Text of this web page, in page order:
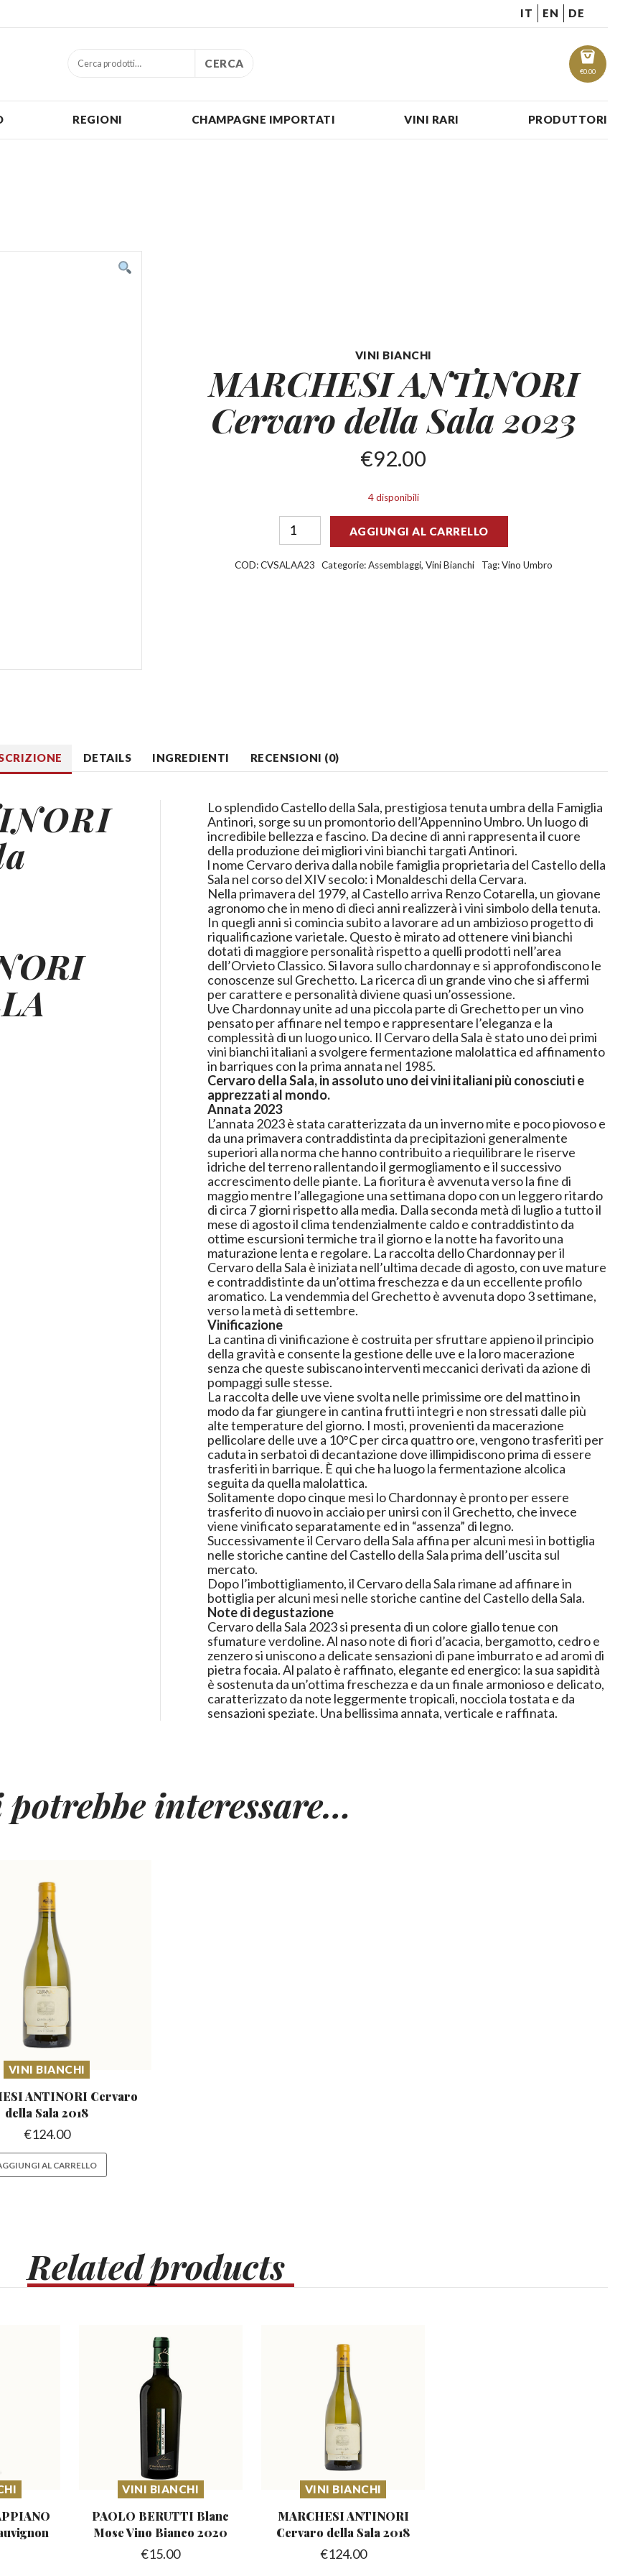
IT EN DE
€0.00
CERCA
REGIONI CHAMPAGNE IMPORTATI VINI RARI PRODUTTORI
VINI BIANCHI
MARCHESI ANTINORI
Cervaro della Sala 2023
€92.00
4 disponibili
AGGIUNGI AL CARRELLO
COD:CVSALAA23 Categorie:Assemblaggi,Vini Bianchi Tag:Vino Umbro
DETAILS INGREDIENTI RECENSIONI (0)
Lo splendido Castello della Sala, prestigiosa tenuta umbra della Famiglia
Antinori, sorge su un promontorio dell’Appennino Umbro. Un luogo di
incredibile bellezza e fascino. Da decine di anni rappresenta il cuore
della produzione dei migliori vini bianchi targati Antinori.
l nome Cervaro deriva dalla nobile famiglia proprietaria del Castello della
Sala nel corso del XIV secolo: i Monaldeschi della Cervara.
Nella primavera del 1979, al Castello arriva Renzo Cotarella, un giovane
agronomo che in meno di dieci anni realizzerà i vini simbolo della tenuta.
In quegli anni si comincia subito a lavorare ad un ambizioso progetto di
riqualificazione varietale. Questo è mirato ad ottenere vini bianchi
dotati di maggiore personalità rispetto a quelli prodotti nell’area
dell’Orvieto Classico. Si lavora sullo chardonnay e si approfondiscono le
conoscenze sul Grechetto. La ricerca di un grande vino che si affermi
per carattere e personalità diviene quasi un’ossessione.
Uve Chardonnay unite ad una piccola parte di Grechetto per un vino
pensato per affinare nel tempo e rappresentare l’eleganza e la
complessità di un luogo unico. Il Cervaro della Sala è stato uno dei primi
vini bianchi italiani a svolgere fermentazione malolattica ed affinamento
in barriques con la prima annata nel 1985.
Cervaro della Sala, in assoluto uno dei vini italiani più conosciuti e
apprezzati al mondo.
Annata 2023
L’annata 2023 è stata caratterizzata da un inverno mite e poco piovoso e
da una primavera contraddistinta da precipitazioni generalmente
superiori alla norma che hanno contribuito a riequilibrare le riserve
idriche del terreno rallentando il germogliamento e il successivo
accrescimento delle piante. La fioritura è avvenuta verso la fine di
maggio mentre l’allegagione una settimana dopo con un leggero ritardo
di circa 7 giorni rispetto alla media. Dalla seconda metà di luglio a tutto il
mese di agosto il clima tendenzialmente caldo e contraddistinto da
ottime escursioni termiche tra il giorno e la notte ha favorito una
maturazione lenta e regolare. La raccolta dello Chardonnay per il
Cervaro della Sala è iniziata nell’ultima decade di agosto, con uve mature
e contraddistinte da un’ottima freschezza e da un eccellente profilo
aromatico. La vendemmia del Grechetto è avvenuta dopo 3 settimane,
verso la metà di settembre.
Vinificazione
La cantina di vinificazione è costruita per sfruttare appieno il principio
della gravità e consente la gestione delle uve e la loro macerazione
senza che queste subiscano interventi meccanici derivati da azione di
pompaggi sulle stesse.
La raccolta delle uve viene svolta nelle primissime ore del mattino in
modo da far giungere in cantina frutti integri e non stressati dalle più
alte temperature del giorno. I mosti, provenienti da macerazione
pellicolare delle uve a 10°C per circa quattro ore, vengono trasferiti per
caduta in serbatoi di decantazione dove illimpidiscono prima di essere
trasferiti in barrique. È qui che ha luogo la fermentazione alcolica
seguita da quella malolattica.
Solitamente dopo cinque mesi loChardonnayè pronto per essere
trasferito di nuovo in acciaio per unirsi con il Grechetto, che invece
viene vinificato separatamente ed in “assenza” di legno.
Successivamente il Cervaro della Sala affina per alcuni mesi in bottiglia
nelle storiche cantine del Castello della Sala prima dell’uscita sul
mercato.
Dopo l’imbottigliamento, il Cervaro della Sala rimane ad affinare in
bottiglia per alcuni mesi nelle storiche cantine del Castello della Sala.
Note di degustazione
Cervaro della Sala 2023 si presenta di un colore giallo tenue con
sfumature verdoline. Al naso note di fiori d’acacia, bergamotto, cedro e
zenzero si uniscono a delicate sensazioni di pane imburrato e ad aromi di
pietra focaia. Al palato è raffinato, elegante ed energico: la sua sapidità
è sostenuta da un’ottima freschezza e da un finale armonioso e delicato,
caratterizzato da note leggermente tropicali, nocciola tostata e da
sensazioni speziate. Una bellissima annata, verticale e raffinata.
interessare…
VINI BIANCHI
ANTINORI Cervaro
della Sala 2018
€124.00
AL CARRELLO
Relatedproducts
VINI BIANCHI
PAOLO BERUTTI Blanc
MoseVino Bianco 2020
€15.00
VINI BIANCHI
MARCHESI ANTINORI
Cervaro della Sala 2018
€124.00